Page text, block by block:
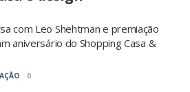
com Leo Shehtman e premiação
aniversário do Shopping Casa &
0